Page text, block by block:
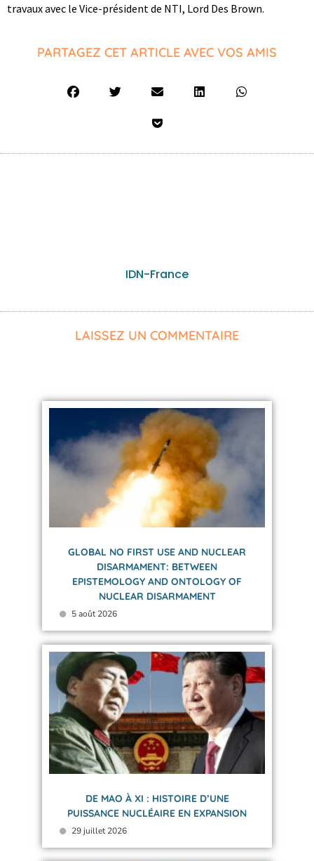
travaux avec le Vice-président de NTI, Lord Des Brown.
PARTAGEZ CET ARTICLE AVEC VOS AMIS
IDN-France
LAISSEZ UN COMMENTAIRE
GLOBAL NO FIRST USE AND NUCLEAR
DISARMAMENT: BETWEEN
EPISTEMOLOGY AND ONTOLOGY OF
NUCLEAR DISARMAMENT
5 août 2026
DE MAO À XI : HISTOIRE D’UNE
PUISSANCE NUCLÉAIRE EN EXPANSION
29 juillet 2026